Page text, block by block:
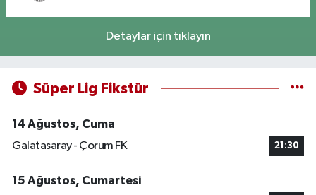
Detaylar için tıklayın
Süper Lig Fikstür
14 Ağustos, Cuma
Galatasaray - Çorum FK
21:30
15 Ağustos, Cumartesi